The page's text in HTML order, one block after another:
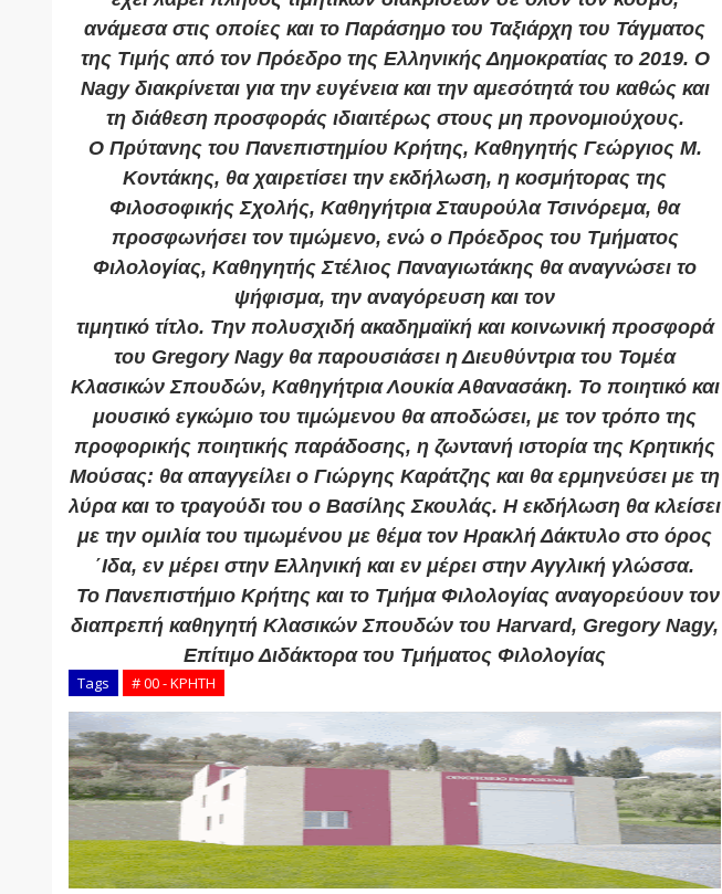
ανάμεσα στις οποίες και το Παράσημο του Ταξιάρχη τoυ Τάγματος
της Τιμής από τον Πρόεδρο της Ελληνικής Δημοκρατίας το 2019. Ο
Nagy διακρίνεται για την ευγένεια και την αμεσότητά του καθώς και
τη διάθεση προσφοράς ιδιαιτέρως στους μη προνομιούχους.
Ο Πρύτανης του Πανεπιστημίου Κρήτης, Καθηγητής Γεώργιος Μ.
Κοντάκης, θα χαιρετίσει την εκδήλωση, η κοσμήτορας της
Φιλοσοφικής Σχολής, Καθηγήτρια Σταυρούλα Τσινόρεμα, θα
προσφωνήσει τον τιμώμενο, ενώ ο Πρόεδρος του Τμήματος
Φιλολογίας, Καθηγητής Στέλιος Παναγιωτάκης θα αναγνώσει το
ψήφισμα, την αναγόρευση και τον
τιμητικό τίτλο. Την πολυσχιδή ακαδημαϊκή και κοινωνική προσφορά
του Gregory Nagy θα παρουσιάσει η Διευθύντρια του Τομέα
Κλασικών Σπουδών, Καθηγήτρια Λουκία Αθανασάκη. Το ποιητικό και
μουσικό εγκώμιο του τιμώμενου θα αποδώσει, με τον τρόπο της
προφορικής ποιητικής παράδοσης, η ζωντανή ιστορία της Κρητικής
Μούσας: θα απαγγείλει ο Γιώργης Καράτζης και θα ερμηνεύσει με τη
λύρα και το τραγούδι του ο Βασίλης Σκουλάς. Η εκδήλωση θα κλείσει
με την ομιλία του τιμωμένου με θέμα τον Ηρακλή Δάκτυλο στο όρος
΄Ιδα, εν μέρει στην Ελληνική και εν μέρει στην Αγγλική γλώσσα.
Το Πανεπιστήμιο Κρήτης και το Τμήμα Φιλολογίας αναγορεύουν τον
διαπρεπή καθηγητή Κλασικών Σπουδών του Harvard, Gregory Nagy,
Επίτιμο Διδάκτορα του Τμήματος Φιλολογίας
Tags # 00 - ΚΡΗΤΗ